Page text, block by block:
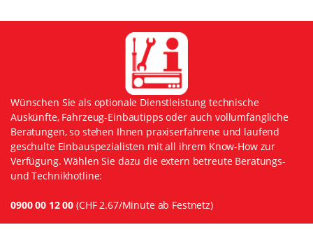
Wünschen Sie als optionale Dienstleistung technische
Auskünfte, Fahrzeug-Einbautipps oder auch vollumfängliche
Beratungen, so stehen Ihnen praxiserfahrene und laufend
geschulte Einbauspezialisten mit all ihrem Know-How zur
Verfügung. Wählen Sie dazu die extern betreute Beratungs-
und Technikhotline:
0900 00 12 00 (CHF 2.67/Minute ab Festnetz)